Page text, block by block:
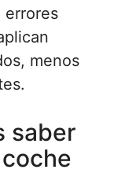
errores
menos
saber